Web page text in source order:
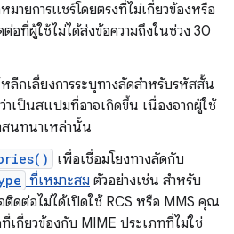
มายการแชร์โดยตรงที่ไม่เกี่ยวข้องหรือ
อที่ผู้ใช้ไม่ได้ส่งข้อความถึงในช่วง 30
ลีกเลี่ยงการระบุทางลัดสำหรับรหัสสั้น
เป็นสแปมที่อาจเกิดขึ้น เนื่องจากผู้ใช้
นทนาเหล่านั้น
เพื่อเชื่อมโยงทางลัดกับ
ที่เหมาะสม ตัวอย่างเช่น สำหรับ
ติดต่อไม่ได้เปิดใช้ RCS หรือ MMS คุณ
เกี่ยวข้องกับ MIME ประเภทที่ไม่ใช่